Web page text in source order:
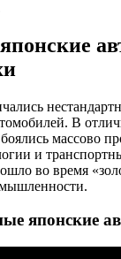
В
массово
и
во время
японские